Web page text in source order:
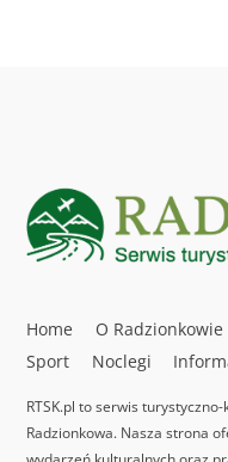
Home O Radzionkowie
Sport
Noclegi
RTSK.pl to serwis
Radzionkowa. Nasza strona